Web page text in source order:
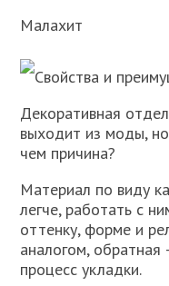
Малахит
Свойства и
Декоративная
выходит из моды,
чем причина?
Материал по виду
легче, работать с
оттенку, форме и
аналогом, обратная
процесс укладки.